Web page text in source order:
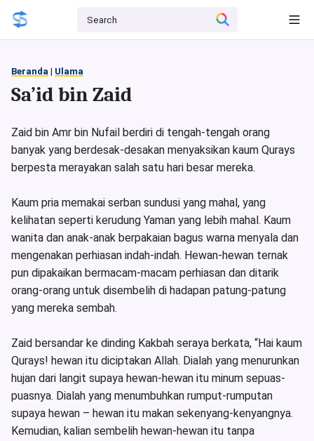
Beranda | Ulama
Sa’id bin Zaid
Zaid bin Amr bin Nufail berdiri di tengah-tengah orang
banyak yang berdesak-desakan menyaksikan kaum Qurays
berpesta merayakan salah satu hari besar mereka.
Kaum pria memakai serban sundusi yang mahal, yang
kelihatan seperti kerudung Yaman yang lebih mahal. Kaum
wanita dan anak-anak berpakaian bagus warna menyala dan
mengenakan perhiasan indah-indah. Hewan-hewan ternak
pun dipakaikan bermacam-macam perhiasan dan ditarik
orang-orang untuk disembelih di hadapan patung-patung
yang mereka sembah.
Zaid bersandar ke dinding Kakbah seraya berkata, “Hai kaum
Qurays! hewan itu diciptakan Allah. Dialah yang menurunkan
hujan dari langit supaya hewan-hewan itu minum sepuas-
puasnya. Dialah yang menumbuhkan rumput-rumputan
supaya hewan – hewan itu makan sekenyang-kenyangnya.
Kemudian, kalian sembelih hewan-hewan itu tanpa